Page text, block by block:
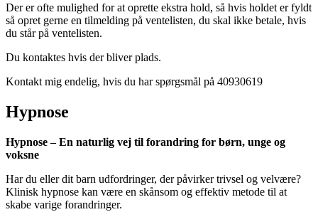
Der er ofte mulighed for at oprette ekstra hold, så hvis holdet er fyldt
så opret gerne en tilmelding på ventelisten, du skal ikke betale, hvis
du står på ventelisten.
Du kontaktes hvis der bliver plads.
Kontakt mig endelig, hvis du har spørgsmål på 40930619
Hypnose
Hypnose –En naturlig vej til forandring for børn, unge og
voksne
Har du eller dit barn udfordringer, der påvirker trivsel og velvære?
Klinisk hypnose kan være en skånsom og effektiv metode til at
skabe varige forandringer.